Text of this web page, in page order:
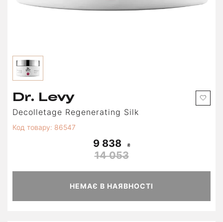
Dr. Levy
Decolletage Regenerating Silk
Код товару: 86547
9 838
14 053
НЕМАЄ В НАЯВНОСТІ